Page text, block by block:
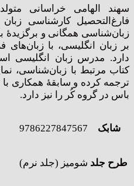
فارغ‌التحصیل کارشناسی
زبان‌شناسی همگانی و برگزیدۀ
بر زبان انگلیسی، با زبان‌های
دارد. مدرس زبان انگلیسی
کتاب مرتبط با زبان‌شناسی،
ترجمه کرده و سابقۀ همکاری
باس در گروه کُر را نیز دارد.
شابک 9786227847567
طرح جلد شومیز (جلد نرم)